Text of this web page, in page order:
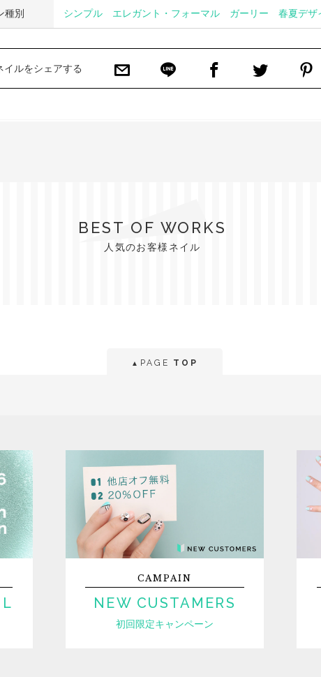
種別 シンプル エレガント・フォーマル ガーリー 春夏デザ
イルをシェアする
BEST OF WORKS
人気のお客様ネイル
▲ PAGE TOP
CAMPAIN
NEW CUSTAMERS
初回限定キャンペーン